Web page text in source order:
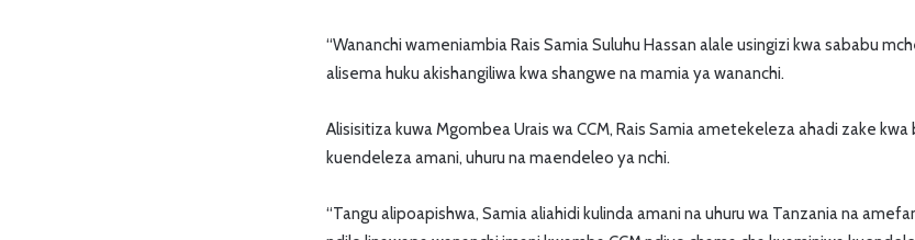
“Wananchi wameniambia Rais Samia Suluhu Hassan alale usingizi kwa sababu
alisema huku akishangiliwa kwa shangwe na mamia ya wananchi.
Alisisitiza kuwa Mgombea Urais wa CCM, Rais Samia ametekeleza ahadi zake
kuendeleza amani, uhuru na maendeleo ya nchi.
“Tangu alipoapishwa, Samia aliahidi kulinda amani na uhuru wa Tanzania na